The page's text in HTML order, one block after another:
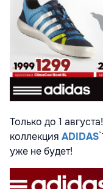
Только до 1
коллекция ADIDAS
уже не будет!